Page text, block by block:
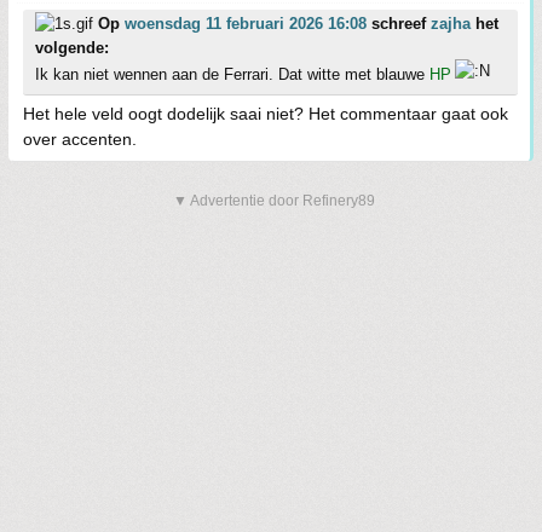
Op woensdag 11 februari 2026 16:08 schreef zajhahet
volgende:
Ik kan niet wennen aan de Ferrari. Dat witte met blauwe HP
Het hele veld oogt dodelijk saai niet? Het commentaar gaat ook
over accenten.
▼ Advertentie door Refinery89